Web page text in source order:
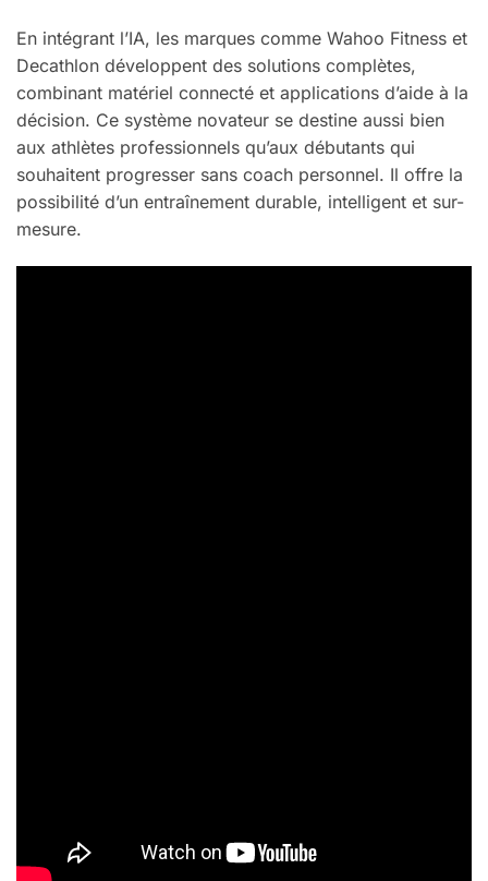
En intégrant l’IA, les marques comme Wahoo Fitness et
Decathlon développent des solutions complètes,
combinant matériel connecté et applications d’aide à la
décision. Ce système novateur se destine aussi bien
aux athlètes professionnels qu’aux débutants qui
souhaitent progresser sans coach personnel. Il offre la
possibilité d’un entraînement durable, intelligent et sur-
mesure.